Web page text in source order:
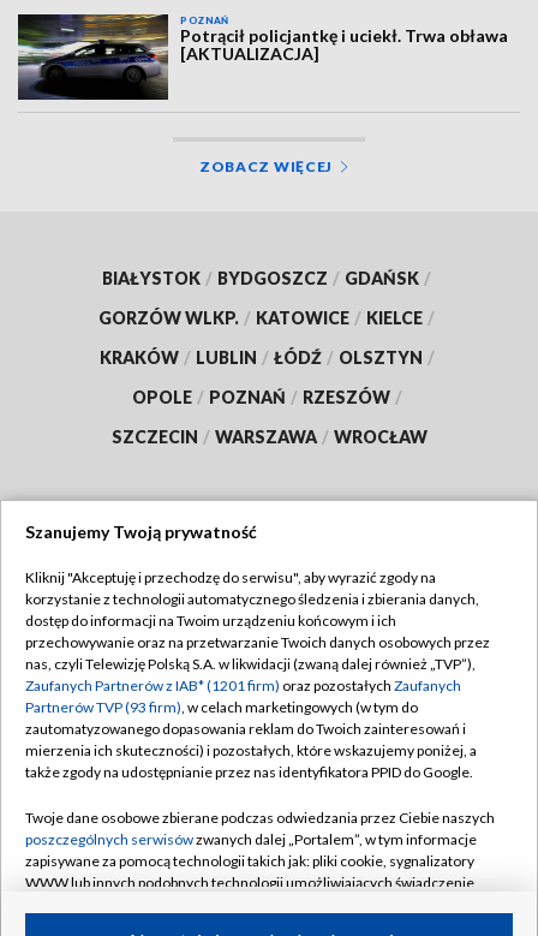
POZNAŃ
Potrącił policjantkę i uciekł. Trwa obława
[AKTUALIZACJA]
ZOBACZ WIĘCEJ
BIAŁYSTOK / BYDGOSZCZ / GDAŃSK /
GORZÓW WLKP. / KATOWICE / KIELCE /
KRAKÓW / LUBLIN / ŁÓDŹ / OLSZTYN /
OPOLE / POZNAŃ / RZESZÓW /
SZCZECIN / WARSZAWA / WROCŁAW
TVP
Abonament TVP
Emisja w TVP
Centrum informacji TVP
Naziemna Telewizja Cyfrowa
Rada Programowa
System NOS
Informacje o nadawcy
Regulamin TVP
Polityka prywatności
Moje zgody
Pomoc
Kontakt
Kanały
Szanujemy Twoją prywatność
Kliknij "Akceptuję i przechodzę do serwisu", aby wyrazić zgody na
korzystanie z technologii automatycznego śledzenia i zbierania danych,
dostęp do informacji na Twoim urządzeniu końcowym i ich
przechowywanie oraz na przetwarzanie Twoich danych osobowych przez
nas, czyli Telewizję Polską S.A. w likwidacji (zwaną dalej również „TVP”),
Zaufanych Partnerów z IAB* (1201 firm) oraz pozostałych Zaufanych
Partnerów TVP (93 firm), w celach marketingowych (w tym do
zautomatyzowanego dopasowania reklam do Twoich zainteresowań i
mierzenia ich skuteczności) i pozostałych, które wskazujemy poniżej, a
także zgody na udostępnianie przez nas identyfikatora PPID do Google.
Twoje dane osobowe zbierane podczas odwiedzania przez Ciebie naszych
poszczególnych serwisówzwanych dalej „Portalem”, w tym informacje
zapisywane za pomocą technologii takich jak: pliki cookie, sygnalizatory
WWW lub innych podobnych technologii umożliwiających świadczenie